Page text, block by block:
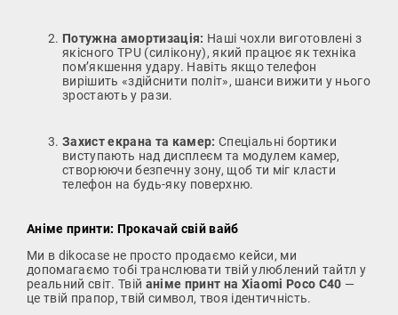
Потужна амортизація: Наші чохли виготовлені з
якісного TPU (силікону), який працює як техніка
пом’якшення удару. Навіть якщо телефон
вирішить «здійснити політ», шанси вижити у нього
зростають у рази.
Захист екрана та камер: Спеціальні бортики
виступають над дисплеєм та модулем камер,
створюючи безпечну зону, щоб ти міг класти
телефон на будь-яку поверхню.
Аніме принти: Прокачай свій вайб
Ми в dikocase не просто продаємо кейси, ми
допомагаємо тобі транслювати твій улюблений тайтл у
реальний світ. Твій аніме принт на Xiaomi Poco C40 —
це твій прапор, твій символ, твоя ідентичність.